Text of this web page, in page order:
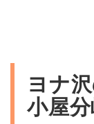
ヨナ
小屋